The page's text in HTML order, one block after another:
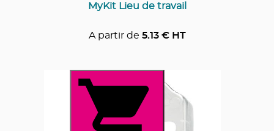
MyKit Lieu de travail
A partir de 5.13€ HT